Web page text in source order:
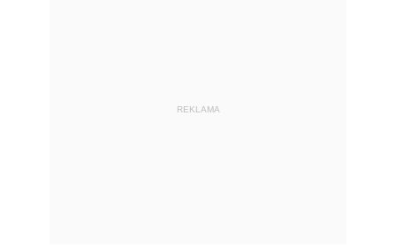
REKLAMA